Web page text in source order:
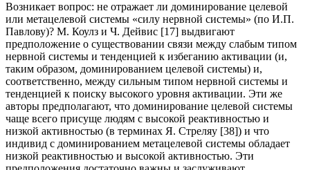
Возникает вопрос: не отражает ли доминирование целевой
или метацелевой системы «силу нервной системы» (по И.П.
Павлову)? М. Коулз и Ч. Дейвис [17] выдвигают
предположение о существовании связи между слабым типом
нервной системы и тенденцией к избеганию активации (и,
таким образом, доминированием целевой системы) и,
соответственно, между сильным типом нервной системы и
тенденцией к поиску высокого уровня активации. Эти же
авторы предполагают, что доминирование целевой системы
чаще всего присуще людям с высокой реактивностью и
низкой активностью (в терминах Я. Стреляу [38]) и что
индивид с доминированием метацелевой системы обладает
низкой реактивностью и высокой активностью. Эти